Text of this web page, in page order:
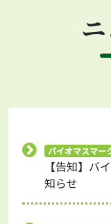
バイオマスマー
【告知】バ
知らせ